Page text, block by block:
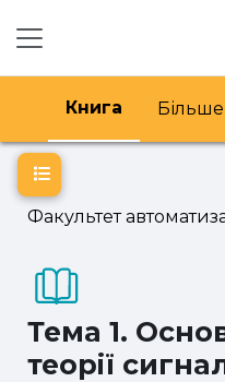
Книга Більше
Факультет
Тема 1.
теорії
Відкритий покажчик